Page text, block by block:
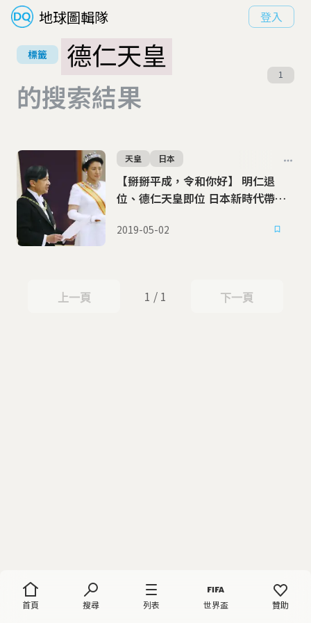
地球圖輯隊 登入
首頁 搜尋 列表 世界盃 贊助
標籤
德仁天皇
的搜索結果
1
【掰掰平成，令和你好】 明仁退
位、德仁天皇即位 日本新時代帶你
天皇 日本
2019-05-02
上一頁
上一頁 1 / 1 下一頁
下一頁